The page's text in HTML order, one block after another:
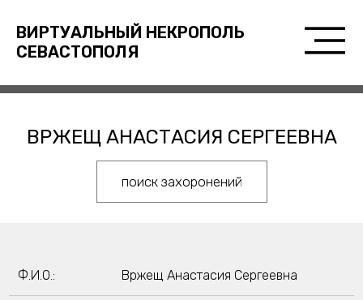
ВИРТУАЛЬНЫЙ НЕКРОПОЛЬ
СЕВАСТОПОЛЯ
ВРЖЕЩ АНАСТАСИЯ СЕРГЕЕВНА
поиск захоронений
Ф.И.О.: Вржещ Анастасия Сергеевна